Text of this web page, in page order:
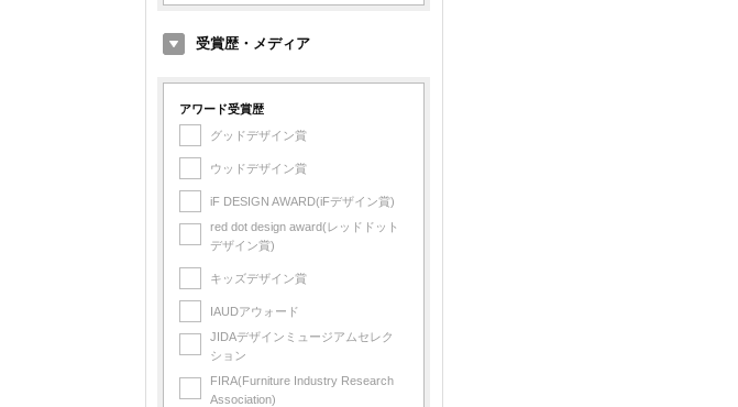
受賞歴・メディア
アワード受賞歴
グッドデザイン賞
ウッドデザイン賞
iF DESIGN AWARD(iFデザイン賞)
red dot design award(レッドドット
デザイン賞)
キッズデザイン賞
IAUDアウォード
JIDAデザインミュージアムセレク
ション
FIRA(Furniture Industry Research
Association)